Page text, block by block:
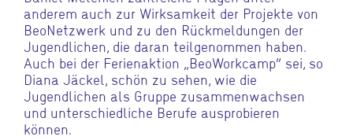
anderem auch zur Wirksamkeit der Projekte von
BeoNetzwerk und zu den Rückmeldungen der
Jugendlichen, die daran teilgenommen haben.
Auch bei der Ferienaktion „BeoWorkcamp“ sei, so
Diana Jäckel, schön zu sehen, wie die
Jugendlichen als Gruppe zusammenwachsen
und unterschiedliche Berufe ausprobieren
können.